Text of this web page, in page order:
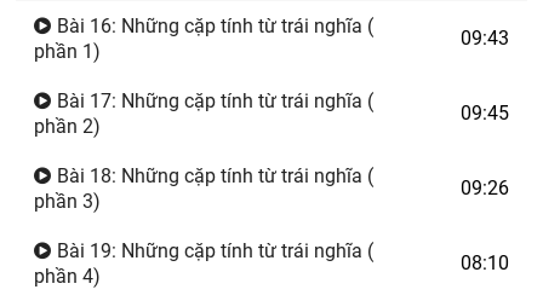
Bài 16: Những cặp tính từ trái nghĩa (
phần 1)
09:43
Bài 17: Những cặp tính từ trái nghĩa (
phần 2)
09:45
Bài 18: Những cặp tính từ trái nghĩa (
phần 3)
09:26
Bài 19: Những cặp tính từ trái nghĩa (
phần 4)
08:10